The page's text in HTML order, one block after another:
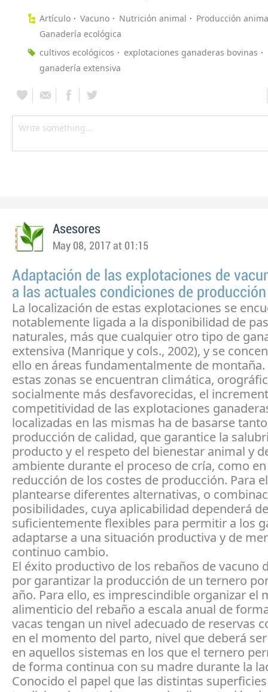
Artículo Vacuno Nutrición animal
Producción
Ganadería ecológica
cultivos ecológicos
explotaciones ganaderas bovinas
ganadería extensiva
Asesores
May 08, 2017 at 01:15
Adaptación de las explotaciones de
a las actuales condiciones de producción
La localización de estas explotaciones se
notablemente ligada a la disponibilidad de
naturales, más que cualquier otro tipo de
extensiva (Manrique y cols., 2002), y se
ello en áreas fundamentalmente de
estas zonas se encuentran climática,
socialmente más desfavorecidas, el
competitividad de las explotaciones
localizadas en las mismas ha de basarse
producción de calidad, que garantice la
producto y el respeto del bienestar animal y
ambiente durante el proceso de cría, como
reducción de los costes de producción. Para
plantearse diferentes alternativas, o
posibilidades, cuya aplicabilidad dependerá
suficientemente flexibles para permitir a los
adaptarse a una situación productiva y de
continuo cambio.
El éxito productivo de los rebaños de vacuno
por garantizar la producción de un ternero
año. Para ello, es imprescindible organizar el
alimenticio del rebaño a escala anual de
vacas tengan un nivel adecuado de reservas
en el momento del parto, nivel que deberá
en aquellos sistemas en los que el ternero
de forma continua con su madre durante la
Conocido el papel que las distintas